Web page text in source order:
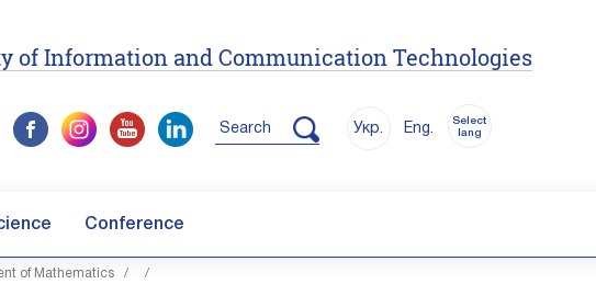
of Information and Communication Technologies
Search Укр. Eng.
Select
lang
Conference
of Mathematics / /